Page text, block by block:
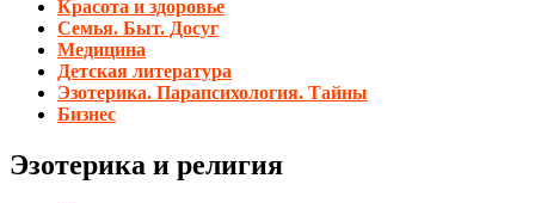
Красота и здоровье
Семья. Быт. Досуг
Медицина
Детская литература
Эзотерика. Парапсихология. Тайны
Бизнес
Эзотерика и религия